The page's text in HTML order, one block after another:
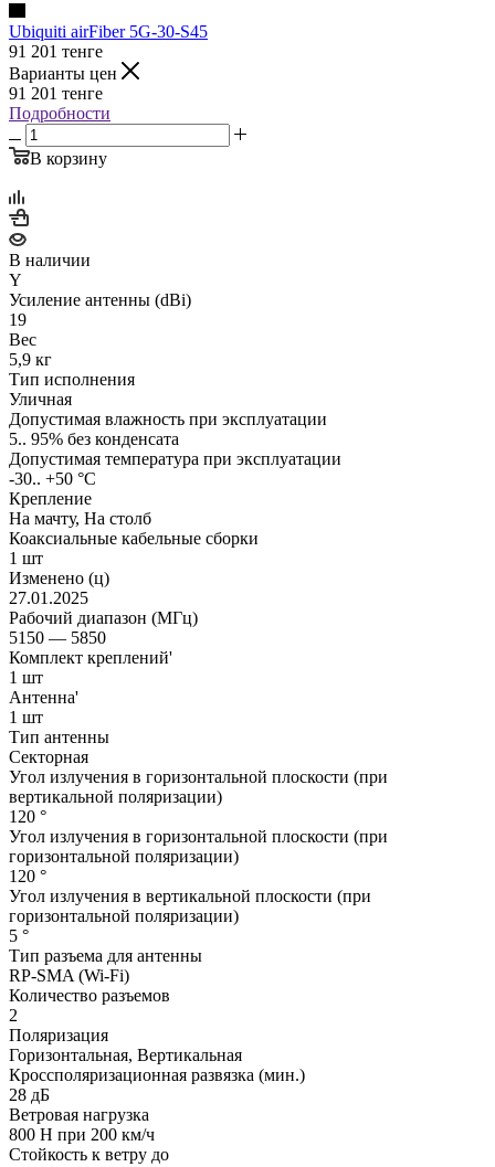
Ubiquiti airFiber 5G-30-S45
91 201 тенге
Варианты цен
91 201 тенге
Подробности
В корзину
В наличии
Y
Усиление антенны (dBi)
19
Вес
5,9 кг
Тип исполнения
Уличная
Допустимая влажность при эксплуатации
5.. 95% без конденсата
Допустимая температура при эксплуатации
-30.. +50 °C
Крепление
На мачту, На столб
Коаксиальные кабельные сборки
1 шт
Изменено (ц)
27.01.2025
Рабочий диапазон (МГц)
5150 — 5850
Комплект креплений'
1 шт
Антенна'
1 шт
Тип антенны
Секторная
Угол излучения в горизонтальной плоскости (при
вертикальной поляризации)
120 °
Угол излучения в горизонтальной плоскости (при
горизонтальной поляризации)
120 °
Угол излучения в вертикальной плоскости (при
горизонтальной поляризации)
5 °
Тип разъема для антенны
RP-SMA (Wi-Fi)
Количество разъемов
2
Поляризация
Горизонтальная, Вертикальная
Кроссполяризационная развязка (мин.)
28 дБ
Ветровая нагрузка
800 Н при 200 км/ч
Стойкость к ветру до